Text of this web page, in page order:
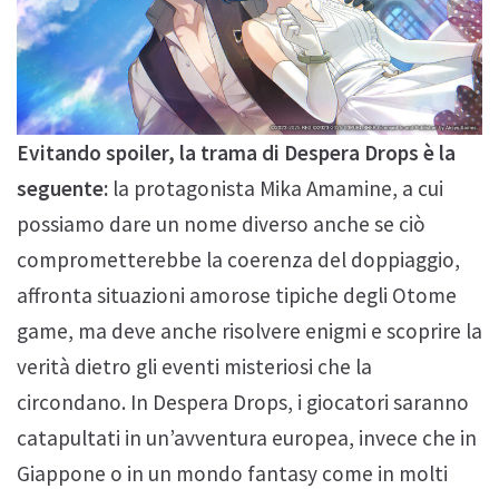
Evitando spoiler, la trama di Despera Drops è la
seguente: la protagonista Mika Amamine, a cui
possiamo dare un nome diverso anche se ciò
comprometterebbe la coerenza del doppiaggio,
affronta situazioni amorose tipiche degli Otome
game, ma deve anche risolvere enigmi e scoprire la
verità dietro gli eventi misteriosi che la
circondano. In Despera Drops, i giocatori saranno
catapultati in un’avventura europea, invece che in
Giappone o in un mondo fantasy come in molti